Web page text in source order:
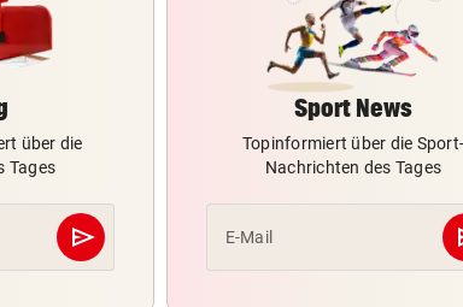
über die
Tages
send
Abschicken
Sport News
Topinformiert über die Sport-
Nachrichten des Tages
E-Mail